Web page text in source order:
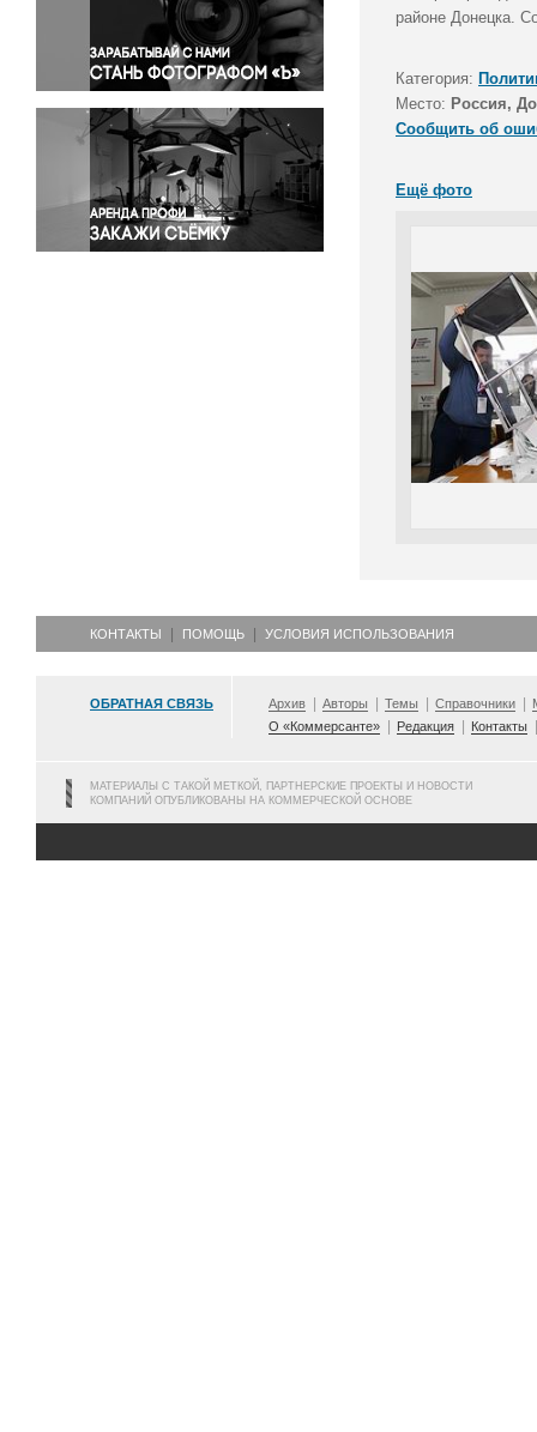
Правосудие
Происшествия и конфликты
Религия
Светская жизнь
Спорт
Экология
Экономика и бизнес
районе Донецка.
Категория:
Место: Россия,
Сообщить об
Ещё фото
КОНТАКТЫ ПОМОЩЬ УСЛОВИЯ ИСПОЛЬЗОВАНИЯ
ОБРАТНАЯ СВЯЗЬ Архив Авторы Темы Справочники
О «Коммерсанте»
Редакция Контакты
МАТЕРИАЛЫ С ТАКОЙ МЕТКОЙ, ПАРТНЕРСКИЕ ПРОЕКТЫ И НОВОСТИ
КОМПАНИЙ ОПУБЛИКОВАНЫ НА КОММЕРЧЕСКОЙ ОСНОВЕ